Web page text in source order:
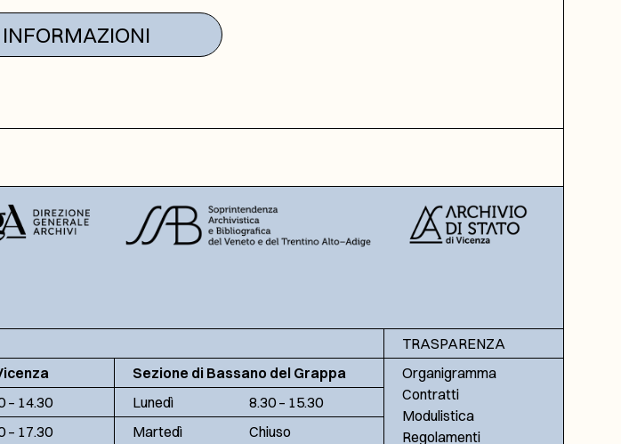
INFORMAZIONI
– 14.30
– 17.30
Sezione di Bassano del Grappa
Lunedì
8.30 – 15.30
Martedì
Chiuso
TRASPARENZA
Organigramma
Contratti
Modulistica
Regolamenti